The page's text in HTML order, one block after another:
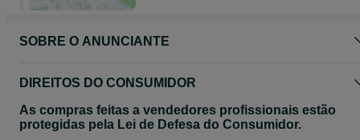
SOBRE O ANUNCIANTE
DIREITOS DO CONSUMIDOR
As compras feitas a vendedores profissionais estão
protegidas pela Lei de Defesa do Consumidor.